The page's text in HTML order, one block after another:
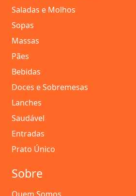
Saladas e Molhos
Sopas
Massas
Pães
Bebidas
Doces e Sobremesas
Lanches
Saudável
Entradas
Prato Único
Sobre